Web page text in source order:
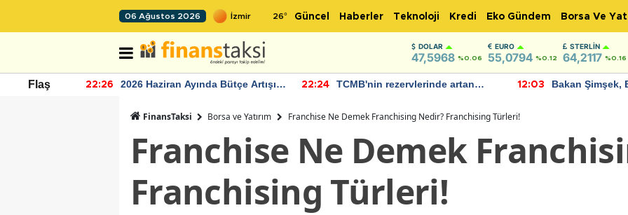
06 Ağustos 2026 26° Güncel Haberler Teknoloji Kredi Eko Gündem Borsa Ve
DOLAR
47,5968 %0.06
EURO
55,0794 %0.12
STERLIN
64,2117 %0.16
Flaş 22:26
2026 Haziran Ayında Bütçe Artışı
22:24
TCMB'nin rezervlerinde artan
12:03
Bakan Şimşek,
FinansTaksi Borsa ve Yatırım Franchise Ne Demek Franchising Nedir? Franchising Türleri!
Franchise Ne Demek
Franchising Türleri!